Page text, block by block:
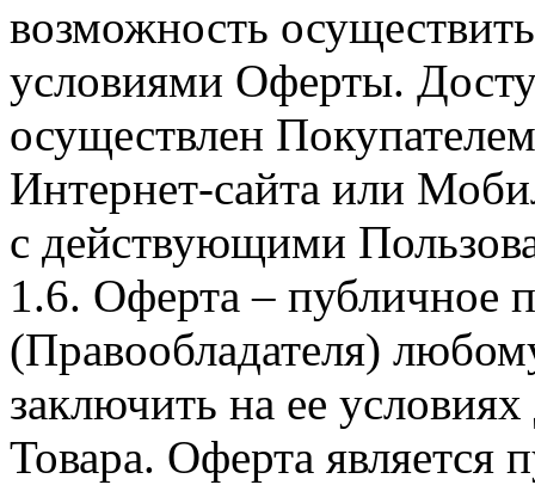
возможность
условиями Оферты.
осуществлен
Интернет-сайта или
с действующими
1.6. Оферта – публичное
(Правообладателя)
заключить на ее
Товара. Оферта является